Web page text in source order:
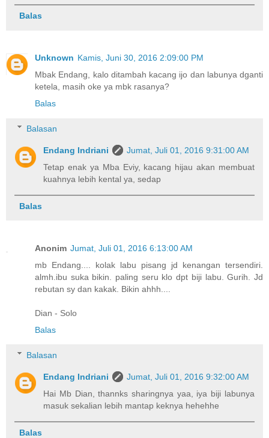
Balas
Unknown Kamis, Juni 30, 2016 2:09:00 PM
Mbak Endang, kalo ditambah kacang ijo dan labunya dganti
ketela, masih oke ya mbk rasanya?
Balas
Balasan
Endang Indriani
Jumat, Juli 01, 2016 9:31:00 AM
Tetap enak ya Mba Eviy, kacang hijau akan membuat
kuahnya lebih kental ya, sedap
Balas
Anonim Jumat, Juli 01, 2016 6:13:00 AM
mb Endang.... kolak labu pisang jd kenangan tersendiri.
almh.ibu suka bikin. paling seru klo dpt biji labu. Gurih. Jd
rebutan sy dan kakak. Bikin ahhh....
Dian - Solo
Balas
Balasan
Endang Indriani
Jumat, Juli 01, 2016 9:32:00 AM
Hai Mb Dian, thannks sharingnya yaa, iya biji labunya
masuk sekalian lebih mantap keknya hehehhe
Balas